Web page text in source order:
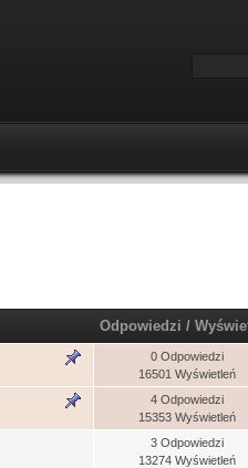
Odpowiedzi /
0 Odpowiedzi
16501 Wyświetleń
4 Odpowiedzi
15353 Wyświetleń
3 Odpowiedzi
13274 Wyświetleń